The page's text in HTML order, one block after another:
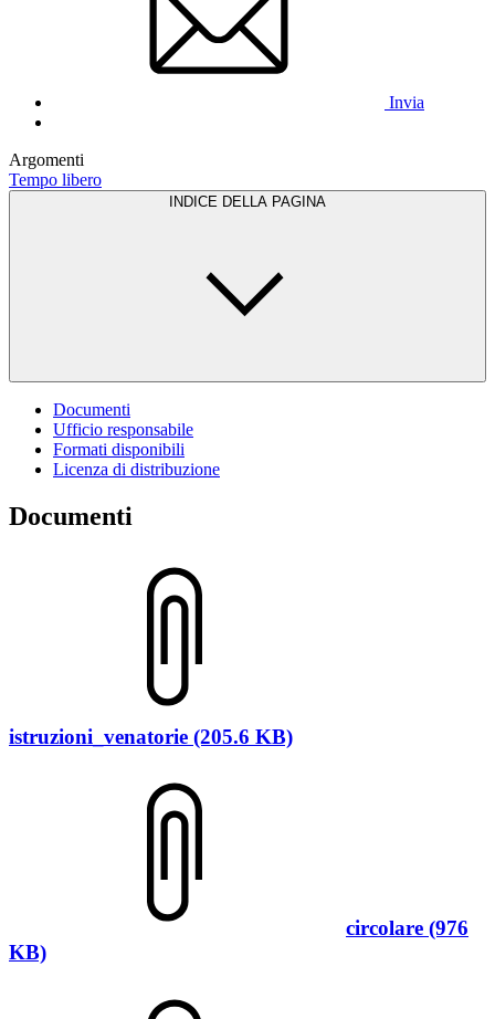
Invia
Argomenti
Tempo libero
INDICE DELLA PAGINA
Documenti
Ufficio responsabile
Formati disponibili
Licenza di distribuzione
Documenti
istruzioni_venatorie (205.6 KB)
circolare (976
KB)